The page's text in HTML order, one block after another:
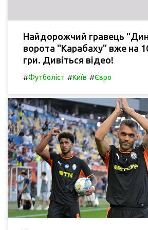
Найдорожчий гравець
ворота "Карабаху" вже на
гри. Дивіться відео!
#Футболіст #Київ #Євро